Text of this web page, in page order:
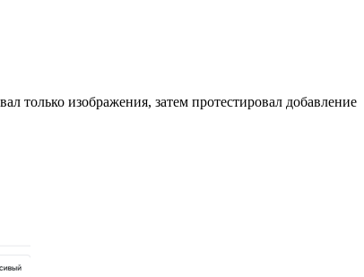
только изображения, затем протестировал добавление